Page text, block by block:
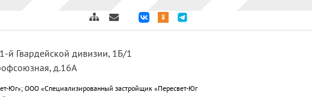
й Гвардейской дивизии, 1Б/1
д.16А
Юг»; ООО «Специализированный застройщик «Пересвет-Юг
«Пересвет-Юг Краснослободск»; ООО